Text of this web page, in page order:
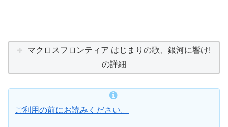
マクロスフロンティア はじまりの歌、銀河に響け!
の詳細
ご利用の前にお読みください。